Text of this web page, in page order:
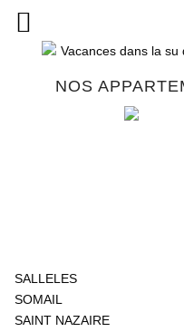
NOS
SALLELES
SOMAIL
SAINT NAZAIRE